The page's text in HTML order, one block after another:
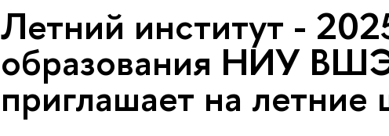
Летний институт -
образования НИУ
приглашает на летние